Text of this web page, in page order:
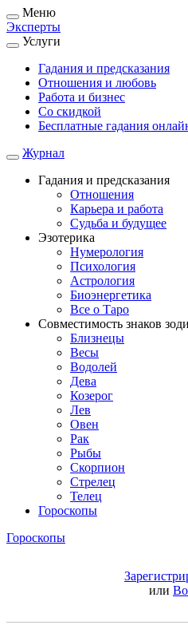
Меню
Эксперты
Услуги
Гадания и предсказания
Отношения и любовь
Работа и бизнес
Со скидкой
Бесплатные гадания
Журнал
Гадания и предсказания
Отношения
Карьера и работа
Cудьба и будущее
Эзотерика
Нумерология
Психология
Астрология
Биоэнергетика
Все о Таро
Совместимость знаков
Близнецы
Весы
Водолей
Дева
Козерог
Лев
Овен
Рак
Рыбы
Скорпион
Стрелец
Телец
Гороскопы
Гороскопы
или